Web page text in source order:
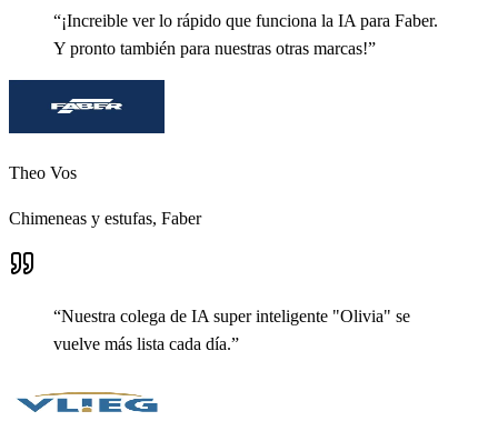
“¡Increible ver lo rápido que funciona la IA para Faber.
Y pronto también para nuestras otras marcas!”
Theo Vos
Chimeneas y estufas, Faber
“Nuestra colega de IA super inteligente "Olivia" se
vuelve más lista cada día.”